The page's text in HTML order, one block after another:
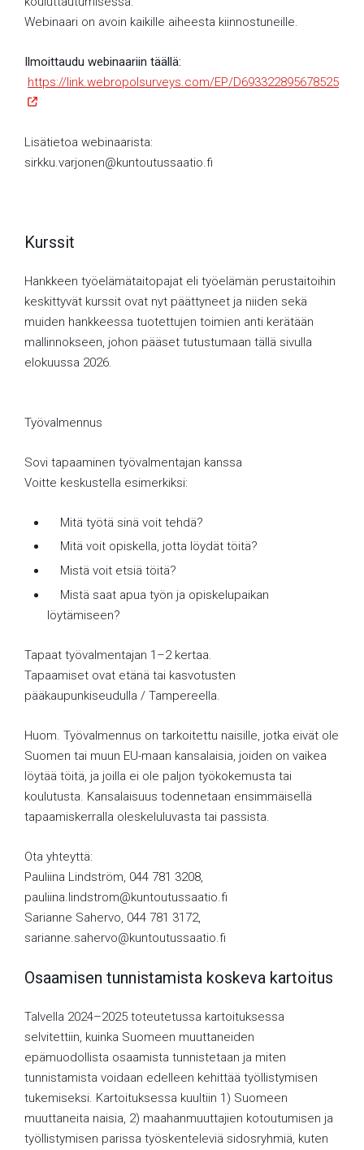
Webinaari on avoin kaikille aiheesta kiinnostuneille.
Ilmoittaudu webinaariin täällä:
https://link.webropolsurveys.com/EP/D693322895678525
Lisätietoa webinaarista:
sirkku.varjonen@kuntoutussaatio.fi
Kurssit
Hankkeen työelämätaitopajat eli työelämän perustaitoihin
keskittyvät kurssit ovat nyt päättyneet ja niiden sekä
muiden hankkeessa tuotettujen toimien anti kerätään
mallinnokseen, johon pääset tutustumaan tällä sivulla
elokuussa 2026.
Työvalmennus
Sovi tapaaminen työvalmentajan kanssa
Voitte keskustella esimerkiksi:
Mitä työtä sinä voit tehdä?
Mitä voit opiskella, jotta löydät töitä?
Mistä voit etsiä töitä?
Mistä saat apua työn ja opiskelupaikan
löytämiseen?
Tapaat työvalmentajan 1–2 kertaa.
Tapaamiset ovat etänä tai kasvotusten
pääkaupunkiseudulla / Tampereella.
Huom. Työvalmennus on tarkoitettu naisille, jotka eivät ole
Suomen tai muun EU-maan kansalaisia, joiden on vaikea
löytää töitä, ja joilla ei ole paljon työkokemusta tai
koulutusta. Kansalaisuus todennetaan ensimmäisellä
tapaamiskerralla oleskeluluvasta tai passista.
Ota yhteyttä:
Pauliina Lindström, 044 781 3208,
pauliina.lindstrom@kuntoutussaatio.fi
Sarianne Sahervo, 044 781 3172,
sarianne.sahervo@kuntoutussaatio.fi
Osaamisen tunnistamista koskeva kartoitus
Talvella 2024–2025 toteutetussa kartoituksessa
selvitettiin, kuinka Suomeen muuttaneiden
epämuodollista osaamista tunnistetaan ja miten
tunnistamista voidaan edelleen kehittää työllistymisen
tukemiseksi. Kartoituksessa kuultiin 1) Suomeen
muuttaneita naisia, 2) maahanmuuttajien kotoutumisen ja
työllistymisen parissa työskenteleviä sidosryhmiä, kuten